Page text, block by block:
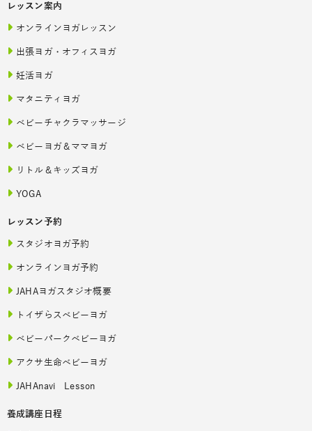
レッスン案内
オンラインヨガレッスン
出張ヨガ・オフィスヨガ
妊活ヨガ
マタニティヨガ
ベビーチャクラマッサージ
ベビーヨガ＆ママヨガ
リトル＆キッズヨガ
YOGA
レッスン予約
スタジオヨガ予約
オンラインヨガ予約
JAHAヨガスタジオ概要
トイザらスベビーヨガ
ベビーパークベビーヨガ
アクサ生命ベビーヨガ
JAHAnavi Lesson
養成講座日程